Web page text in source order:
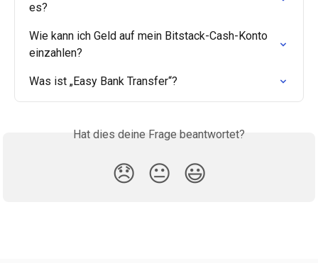
es?
Wie kann ich Geld auf mein Bitstack-Cash-Konto
einzahlen?
Was ist „Easy Bank Transfer“?
Hat dies deine Frage beantwortet?
😞 😐 😃